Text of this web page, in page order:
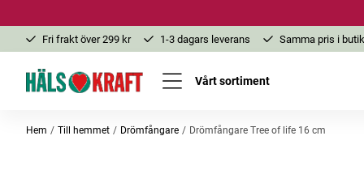
Fri frakt över 299 kr 1-3 dagars leverans Samma pris i
Vårt sortiment
Hem Till hemmet Drömfångare Drömfångare Tree of life 16 cm